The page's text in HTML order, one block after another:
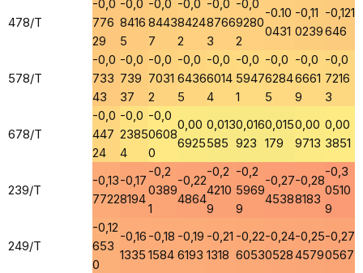
478/T
-0,0
776
29
-0,0
8416
5
-0,0
8443
7
-0,0
8424
2
-0,0
8766
3
-0,0
9280
2
-0.10
0431
-0,11
0239
-0,121
646
578/T
-0,0
733
43
-0,0
739
37
-0,0
7031
2
-0,0
6436
5
-0,0
6014
4
-0,0
5947
1
-0,0
6284
5
-0,0
6661
9
-0,0
7216
3
678/T
-0,0
447
24
-0,0
2385
4
-0,0
0608
0
0,00
6925
0,013
585
0,016
923
0,015
179
0,00
9713
0,00
3851
239/T
-0,13
7722
-0,17
8194
-0,2
0389
1
-0,22
4864
-0,2
4210
9
-0,2
5969
9
-0,27
4538
-0,28
8183
-0,3
0510
9
249/T
-0,12
653
0
-0,16
1335
-0,18
1584
-0,19
6193
-0,21
1318
-0,22
6053
-0,24
0528
-0,25
4579
-0,27
0567